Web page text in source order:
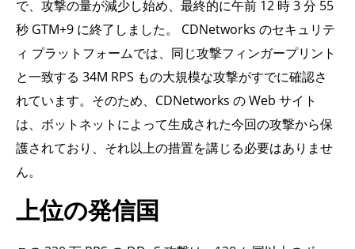
で、攻撃の量が減少し始め、最終的に午前 12 時 3 分 55
秒 GTM+9 に終了しました。 CDNetworks のセキュリテ
ィ プラットフォームでは、同じ攻撃フィンガープリント
と一致する 34M RPS もの大規模な攻撃がすでに確認さ
れています。そのため、CDNetworks の Web サイト
は、ボットネットによって生成された今回の攻撃から保
護されており、それ以上の措置を講じる必要はありませ
ん。
上位の発信国